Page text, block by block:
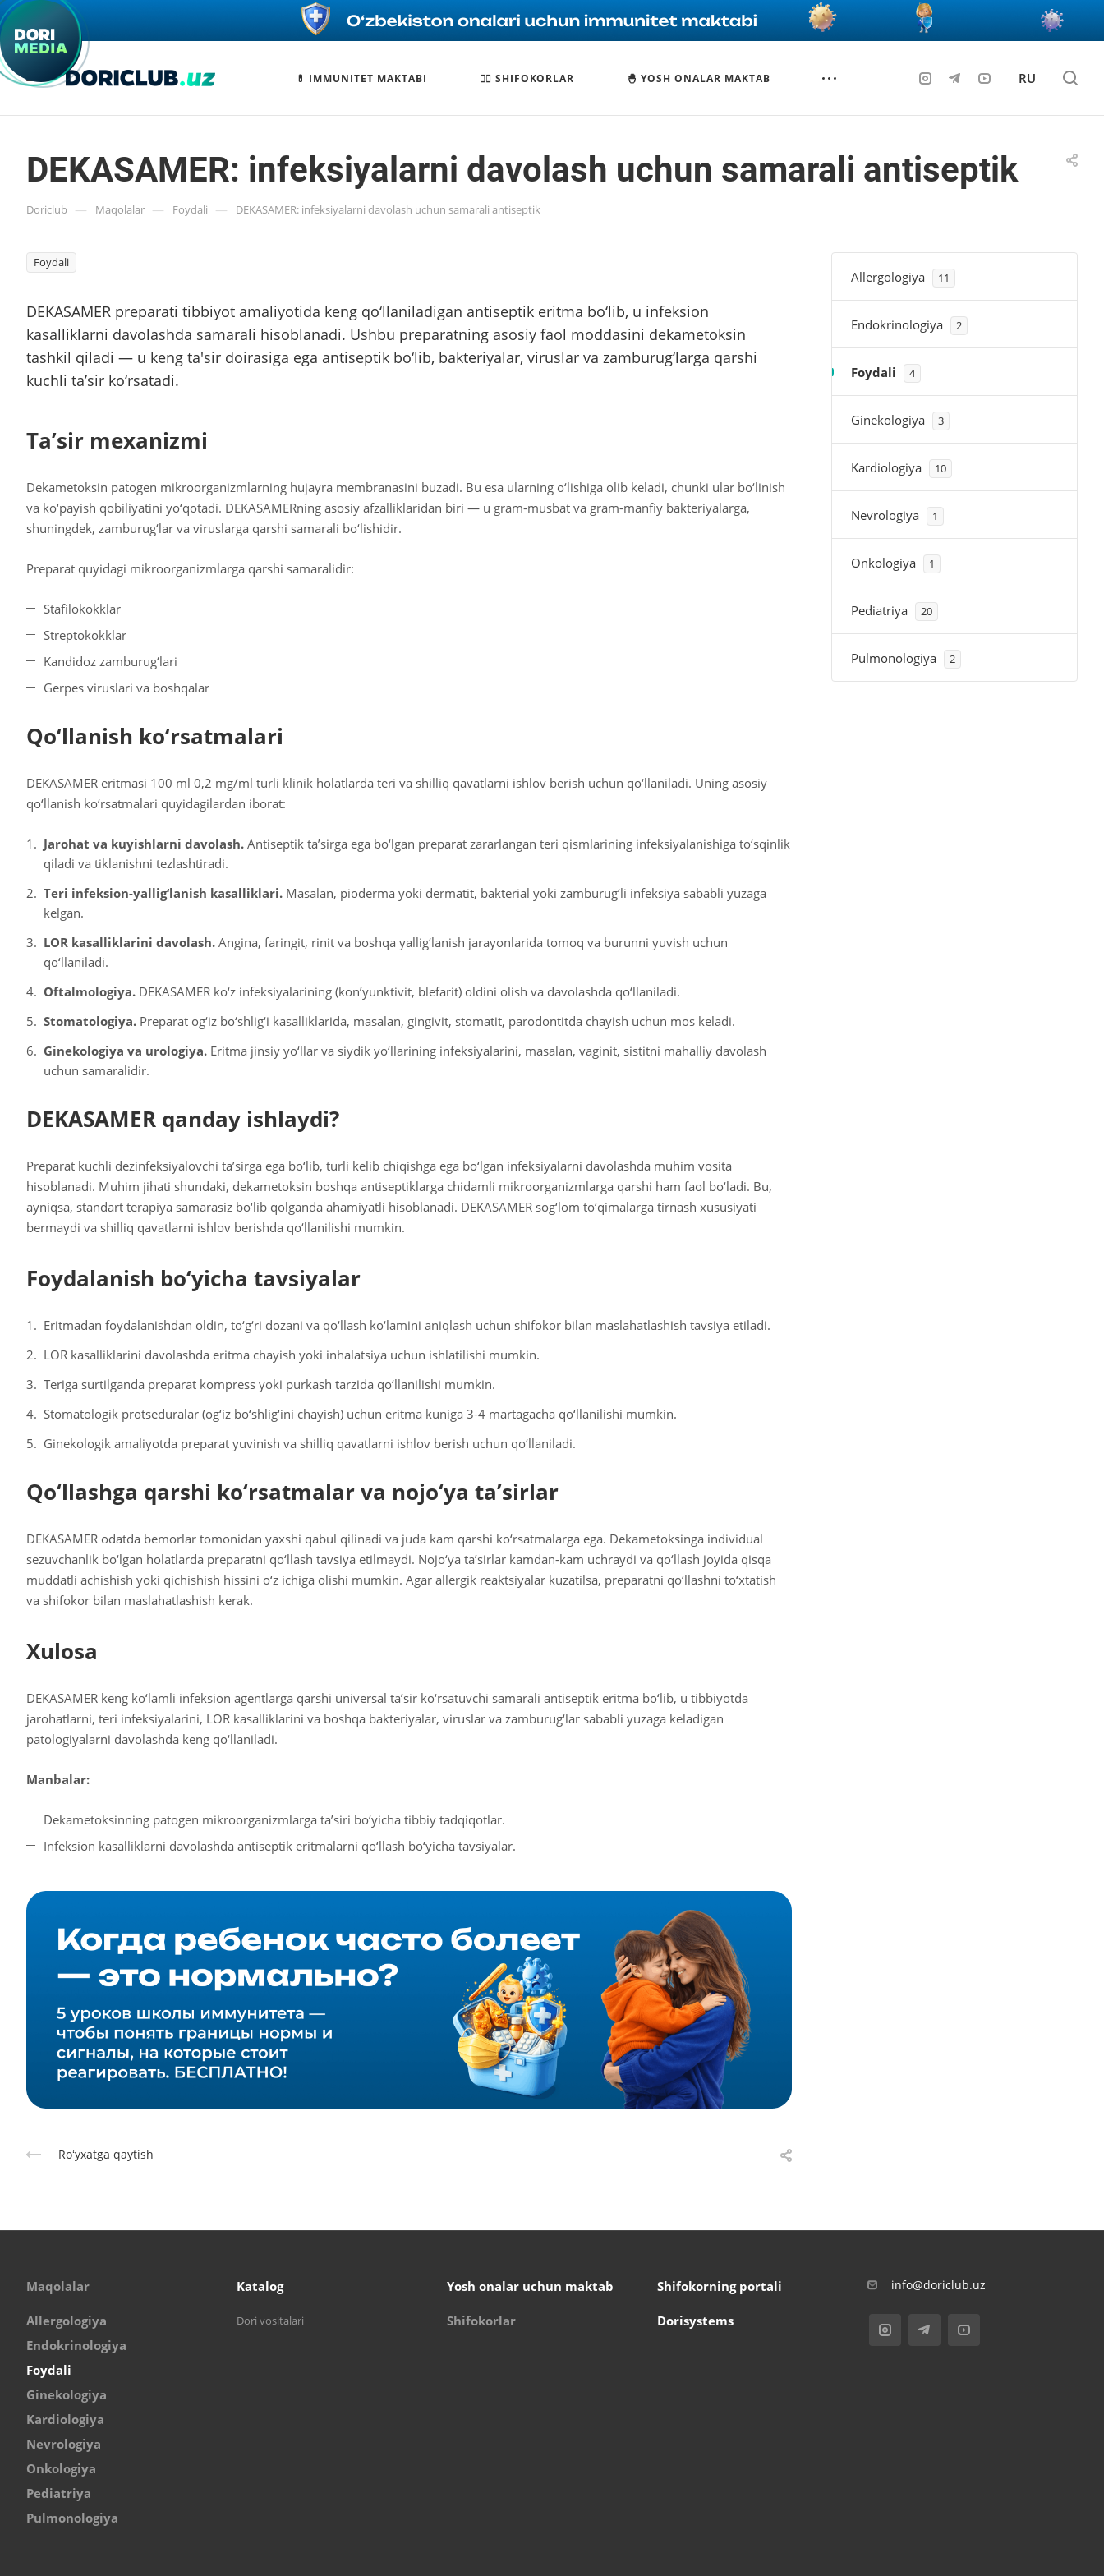
💊 IMMUNITET MAKTABI 🧑‍⚕️ SHIFOKORLAR 🐣 YOSH ONALAR MAKTAB RU
DEKASAMER: infeksiyalarni davolash uchun samarali antiseptik
Doriclub — Maqolalar — Foydali — DEKASAMER: infeksiyalarni davolash uchun samarali antiseptik
Foydali
DEKASAMER preparati tibbiyot amaliyotida keng qo‘llaniladigan antiseptik eritma bo‘lib, u infeksion
kasalliklarni davolashda samarali hisoblanadi. Ushbu preparatning asosiy faol moddasini dekametoksin
tashkil qiladi — u keng ta'sir doirasiga ega antiseptik bo‘lib, bakteriyalar, viruslar va zamburug‘larga qarshi
kuchli ta’sir ko‘rsatadi.
Ta’sir mexanizmi
Dekametoksin patogen mikroorganizmlarning hujayra membranasini buzadi. Bu esa ularning o‘lishiga olib keladi, chunki ular bo‘linish
va ko‘payish qobiliyatini yo‘qotadi. DEKASAMERning asosiy afzalliklaridan biri — u gram-musbat va gram-manfiy bakteriyalarga,
shuningdek, zamburug‘lar va viruslarga qarshi samarali bo‘lishidir.
Preparat quyidagi mikroorganizmlarga qarshi samaralidir:
Stafilokokklar
Streptokokklar
Kandidoz zamburug‘lari
Gerpes viruslari va boshqalar
Qo‘llanish ko‘rsatmalari
DEKASAMER eritmasi 100 ml 0,2 mg/ml turli klinik holatlarda teri va shilliq qavatlarni ishlov berish uchun qo‘llaniladi. Uning asosiy
qo‘llanish ko‘rsatmalari quyidagilardan iborat:
Jarohat va kuyishlarni davolash. Antiseptik ta’sirga ega bo‘lgan preparat zararlangan teri qismlarining infeksiyalanishiga to‘sqinlik
qiladi va tiklanishni tezlashtiradi.
Teri infeksion-yallig‘lanish kasalliklari. Masalan, pioderma yoki dermatit, bakterial yoki zamburug‘li infeksiya sababli yuzaga
kelgan.
LOR kasalliklarini davolash. Angina, faringit, rinit va boshqa yallig‘lanish jarayonlarida tomoq va burunni yuvish uchun
qo‘llaniladi.
Oftalmologiya. DEKASAMER ko‘z infeksiyalarining (kon’yunktivit, blefarit) oldini olish va davolashda qo‘llaniladi.
Stomatologiya. Preparat og‘iz bo‘shlig‘i kasalliklarida, masalan, gingivit, stomatit, parodontitda chayish uchun mos keladi.
Ginekologiya va urologiya. Eritma jinsiy yo‘llar va siydik yo‘llarining infeksiyalarini, masalan, vaginit, sistitni mahalliy davolash
uchun samaralidir.
DEKASAMER qanday ishlaydi?
Preparat kuchli dezinfeksiyalovchi ta’sirga ega bo‘lib, turli kelib chiqishga ega bo‘lgan infeksiyalarni davolashda muhim vosita
hisoblanadi. Muhim jihati shundaki, dekametoksin boshqa antiseptiklarga chidamli mikroorganizmlarga qarshi ham faol bo‘ladi. Bu,
ayniqsa, standart terapiya samarasiz bo‘lib qolganda ahamiyatli hisoblanadi. DEKASAMER sog‘lom to‘qimalarga tirnash xususiyati
bermaydi va shilliq qavatlarni ishlov berishda qo‘llanilishi mumkin.
Foydalanish bo‘yicha tavsiyalar
Eritmadan foydalanishdan oldin, to‘g‘ri dozani va qo‘llash ko‘lamini aniqlash uchun shifokor bilan maslahatlashish tavsiya etiladi.
LOR kasalliklarini davolashda eritma chayish yoki inhalatsiya uchun ishlatilishi mumkin.
Teriga surtilganda preparat kompress yoki purkash tarzida qo‘llanilishi mumkin.
Stomatologik protseduralar (og‘iz bo‘shlig‘ini chayish) uchun eritma kuniga 3-4 martagacha qo‘llanilishi mumkin.
Ginekologik amaliyotda preparat yuvinish va shilliq qavatlarni ishlov berish uchun qo‘llaniladi.
Qo‘llashga qarshi ko‘rsatmalar va nojo‘ya ta’sirlar
DEKASAMER odatda bemorlar tomonidan yaxshi qabul qilinadi va juda kam qarshi ko‘rsatmalarga ega. Dekametoksinga individual
sezuvchanlik bo‘lgan holatlarda preparatni qo‘llash tavsiya etilmaydi. Nojo‘ya ta’sirlar kamdan-kam uchraydi va qo‘llash joyida qisqa
muddatli achishish yoki qichishish hissini o‘z ichiga olishi mumkin. Agar allergik reaktsiyalar kuzatilsa, preparatni qo‘llashni to‘xtatish
va shifokor bilan maslahatlashish kerak.
Xulosa
DEKASAMER keng ko‘lamli infeksion agentlarga qarshi universal ta’sir ko‘rsatuvchi samarali antiseptik eritma bo‘lib, u tibbiyotda
jarohatlarni, teri infeksiyalarini, LOR kasalliklarini va boshqa bakteriyalar, viruslar va zamburug‘lar sababli yuzaga keladigan
patologiyalarni davolashda keng qo‘llaniladi.
Manbalar:
Dekametoksinning patogen mikroorganizmlarga ta’siri bo‘yicha tibbiy tadqiqotlar.
Infeksion kasalliklarni davolashda antiseptik eritmalarni qo‘llash bo‘yicha tavsiyalar.
Roʻyxatga qaytish
Allergologiya 11
Endokrinologiya 2
Foydali 4
Ginekologiya 3
Kardiologiya 10
Nevrologiya 1
Onkologiya 1
Pediatriya 20
Pulmonologiya 2
Maqolalar
Allergologiya
Endokrinologiya
Foydali
Ginekologiya
Kardiologiya
Nevrologiya
Onkologiya
Pediatriya
Pulmonologiya
Katalog
Dori vositalari
Yosh onalar uchun maktab
Shifokorlar
Shifokorning portali
Dorisystems
info@doriclub.uz